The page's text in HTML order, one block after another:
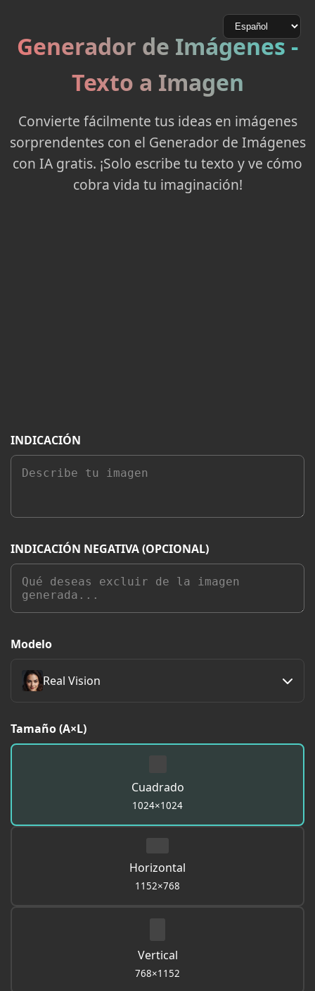
Generador de Imágenes -
Texto a Imagen
Convierte fácilmente tus ideas en imágenes
sorprendentes con el Generador de Imágenes
con IA gratis. ¡Solo escribe tu texto y ve cómo
cobra vida tu imaginación!
INDICACIÓN
INDICACIÓN NEGATIVA (OPCIONAL)
Modelo
Real Vision
Tamaño (A×L)
Cuadrado
1024×1024
Horizontal
1152×768
Vertical
768×1152